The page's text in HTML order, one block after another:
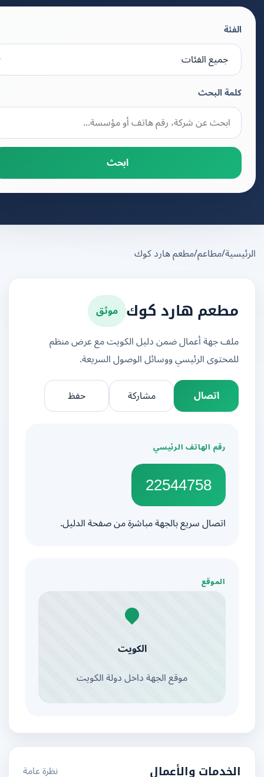
كلمة البحث
ابحث
/مطاعم/مطعم هارد كوك
مطعم هارد كوك
موثق
ملف جهة أعمال ضمن دليل الكويت مع عرض منظم
للمحتوى الرئيسي ووسائل الوصول السريعة.
اتصال
مشاركة
رقم الهاتف الرئيسي
22544758
اتصال سريع بالجهة مباشرة من صفحة الدليل.
الموقع
الكويت
موقع الجهة داخل دولة الكويت
الخدمات والأعمال نظرة عامة